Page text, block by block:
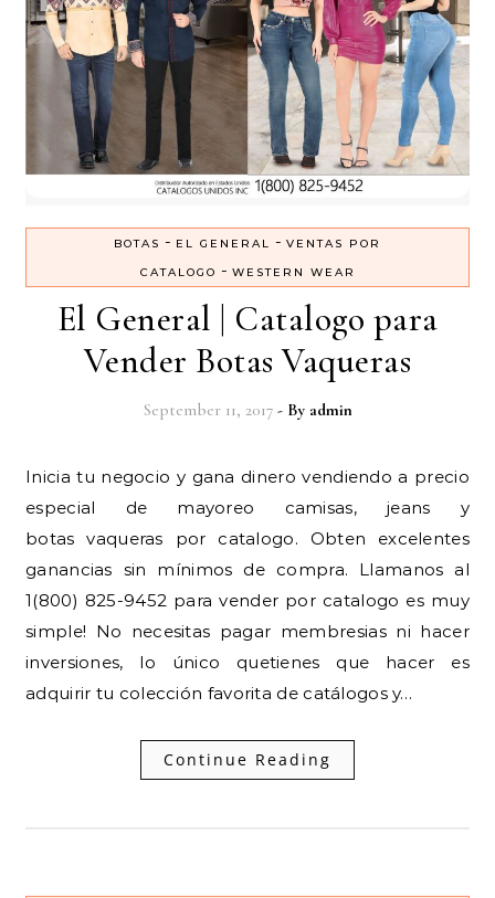
BOTAS - EL GENERAL - VENTAS POR
CATALOGO - WESTERN WEAR
El General | Catalogo para
Vender Botas Vaqueras
September 11, 2017 - By admin
Inicia tu negocio y gana dinero vendiendo a precio
especial de mayoreo camisas, jeans y
botas vaqueras por catalogo. Obten excelentes
ganancias sin mínimos de compra. Llamanos al
1(800) 825-9452 para vender por catalogo es muy
simple! No necesitas pagar membresias ni hacer
inversiones, lo único quetienes que hacer es
adquirir tu colección favorita de catálogos y…
Continue Reading